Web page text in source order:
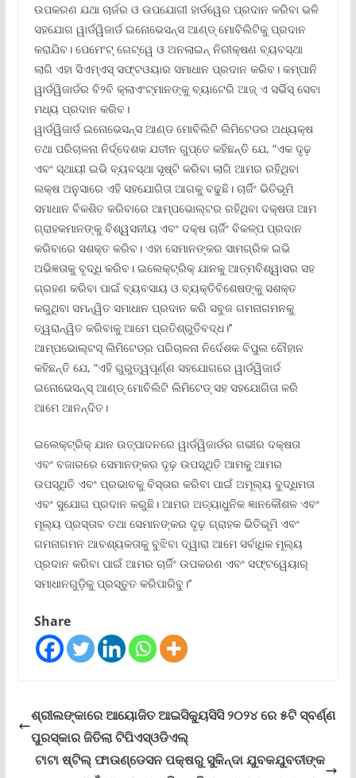
ଉପକରଣ ଯଥା ଚାର୍ଜର ଓ ଉପଯୋଗୀ ହାର୍ଡୱେର ପ୍ରଦାନ କରିବା ଭଳି
ସହଯୋଗ ୱାର୍ଡୱିଜାର୍ଡ ଇନୋଭେସନ୍ସ ଆଣ୍ଡ୍ ମୋବିଲିଟିକୁ ପ୍ରଦାନ
କରାଯିବ। ପେମେଂଟ୍ ଗେଟ୍‌ୱେ ଓ ଅନଲାଇନ୍ ନିରୀକ୍ଷଣ ବ୍ୟବସ୍ଥା
ଲାଗି ଏହା ସିଏମ୍‌ଏସ୍ ସଫ୍‌ଟଓୟାର ସମାଧାନ ପ୍ରଦାନ କରିବ। କମ୍ପାନି
ୱାର୍ଡୱିଜାର୍ଡର ବି୨ବି କ୍ଲାଏଂଟ୍‌ମାନଙ୍କୁ ବ୍ୟାଟେରି ଆଜ୍ ଏ ସର୍ଭିସ୍ ସେବା
ମଧ୍ୟ ପ୍ରଦାନ କରିବ।
ୱାର୍ଡୱିଜାର୍ଡ ଇନୋଭେସନ୍ସ ଆଣ୍ଡ ମୋବିଲିଟି ଲିମିଟେଡର ଅଧ୍ୟକ୍ଷ
ତଥା ପରିଚାଳନା ନିର୍ଦ୍ଦେଶକ ଯତୀନ ଗୁପ୍ତେ କହିଛନ୍ତି ଯେ, “ଏକ ଦୃଢ଼
ଏବଂ ସ୍ଥାୟୀ ଇଭି ବ୍ୟବସ୍ଥା ସୃଷ୍ଟି କରିବା ଲାଗି ଆମର ରହିଥିବା
ଲକ୍ଷ ଅନୁସାରେ ଏହି ସହଯୋଗିତା ଆଗକୁ ବଢୁଛି। ଚାର୍ଜିଂ ଭିତିଭୂମି
ସମାଧାନ ବିକଶିତ କରିବାରେ ଆମ୍ପଭୋଲ୍‌ଟର ରହିଥିବା ଦକ୍ଷତା ଆମ
ଗ୍ରାହକମାନଙ୍କୁ ବିଶ୍ୱସନୀୟ ଏବଂ ଦକ୍ଷ ଚାର୍ଜିଂ ବିକଳ୍ପ ପ୍ରଦାନ
କରିବାରେ ସଶକ୍ତ କରିବ। ଏହା ସେମାନଙ୍କର ସାମଗ୍ରିକ ଇଭି
ଅଭିଜ୍ଞତାକୁ ବୃଦ୍ଧି କରିବ। ଇଲେକ୍ଟ୍ରିକ୍ ଯାନକୁ ଆତ୍ମବିଶ୍ୱାସର ସହ
ଗ୍ରହଣ କରିବା ପାଇଁ ବ୍ୟବସାୟ ଓ ବ୍ୟକ୍ତିବିଶେଷଙ୍କୁ ସଶକ୍ତ
କରୁଥିବା ସମନ୍ୱିତ ସମାଧାନ ପ୍ରଦାନ କରି ସବୁଜ ଗମନାଗମନକୁ
ତ୍ୱରାନ୍ୱିତ କରିବାକୁ ଆମେ ପ୍ରତିଶ୍ରୁତିବଦ୍ଧ।’’
ଆମ୍ପଭୋଲ୍‌ଟସ୍ ଲିମିଟେଡ୍‌ର ପରିଚାଳନା ନିର୍ଦେଶକ ବିପୁଲ ଚୌହାନ
କହିଛନ୍ତି ଯେ, “ଏହି ଗୁରୁତ୍ୱପୂର୍ଣ୍ଣ ସହଯୋଗରେ ୱାର୍ଡୱିଜାର୍ଡ
ଇନୋଭେସନ୍ସ୍ ଆଣ୍ଡ୍ ମୋବିଲିଟି ଲିମିଟେଡ୍ ସହ ସହଯୋଗିତା କରି
ଆମେ ଆନନ୍ଦିତ।
ଇଲେକ୍ଟ୍ରିକ୍ ଯାନ ଉତ୍ପାଦନରେ ୱାର୍ଡୱିଜାର୍ଡର ଗଭୀର ଦକ୍ଷତା
ଏବଂ ବଜାରରେ ସେମାନଙ୍କର ଦୃଢ଼ ଉପସ୍ଥିତି ଆମକୁ ଆମର
ଉପସ୍ଥିତି ଏବଂ ପ୍ରଭାବକୁ ବିସ୍ତାର କରିବା ପାଇଁ ଅମୂଲ୍ୟ ବୁଦ୍ଧିମତା
ଏବଂ ସୁଯୋଗ ପ୍ରଦାନ କରୁଛି। ଆମର ଅତ୍ୟାଧୁନିକ ଜ୍ଞାନକୌଶଳ ଏବଂ
ମୂଲ୍ୟ ପ୍ରସ୍ତାବ ତଥା ସେମାନଙ୍କର ଦୃଢ଼ ଗ୍ରାହକ ଭିତିଭୂମି ଏବଂ
ଗମନାଗମନ ଆବଶ୍ୟକତାକୁ ବୁଝିବା ଦ୍ୱାରା ଆମେ ସର୍ବାଧିକ ମୂଲ୍ୟ
ପ୍ରଦାନ କରିବା ପାଇଁ ଆମର ଚାର୍ଜିଂ ଉପକରଣ ଏବଂ ସଫ୍ଟୱେୟାର୍
ସମାଧାନଗୁଡ଼ିକୁ ପ୍ରସ୍ତୁତ କରିପାରିବୁ।’’
Share
ଶ୍ରୀଲଙ୍କାରେ ଆୟୋଜିତ ଆଇସିକ୍ୟୁସିସି ୨୦୨୪ ରେ ୫ଟି ସ୍ବର୍ଣ୍ଣ
ପୁରସ୍କାର ଜିତିଲା ଟିପିଏସ୍ଓଡିଏଲ୍
ଟାଟା ଷ୍ଟିଲ୍ ଫାଉଣ୍ଡେସନ ପକ୍ଷରୁ ସୁକିନ୍ଦା ଯୁବକଯୁବତୀଙ୍କ